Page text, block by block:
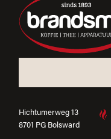
Hichtumerweg 13
8701 PG Bolsward